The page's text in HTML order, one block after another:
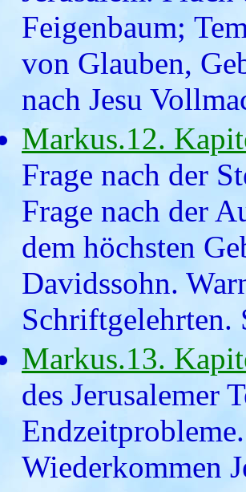
Feigenbaum;
von Glauben,
nach Jesu
Markus.12.
Frage nach der
Frage nach der
dem höchsten
Davidssohn.
Schriftgelehrten.
Markus.13.
des Jerusalemer
Wiederkommen